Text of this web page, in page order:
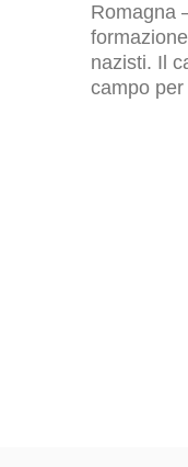
Romagna
nazisti. Il
campo